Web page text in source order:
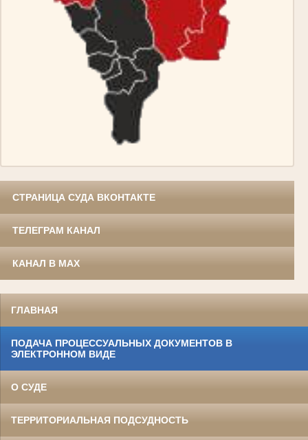
СТРАНИЦА СУДА ВКОНТАКТЕ
ТЕЛЕГРАМ КАНАЛ
КАНАЛ В MAX
ГЛАВНАЯ
ПОДАЧА ПРОЦЕССУАЛЬНЫХ ДОКУМЕНТОВ В
ЭЛЕКТРОННОМ ВИДЕ
О СУДЕ
ТЕРРИТОРИАЛЬНАЯ ПОДСУДНОСТЬ